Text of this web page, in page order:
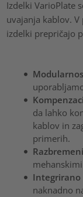
Izdelki VarioPlate
uvajanja kablov.
izdelki prepričajo
da lahko
kablov in
primerih.
Integrirano
naknadno